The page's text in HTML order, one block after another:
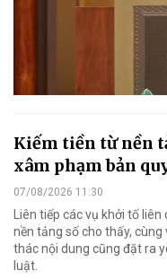
Kiếm tiền từ nền
xâm phạm bản
07/08/2026 11:30
Liên tiếp các vụ khởi tố
nền tảng số cho thấy,
thác nội dung cũng đặt ra
luật.